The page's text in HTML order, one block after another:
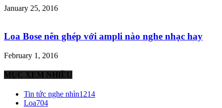
January 25, 2016
Loa Bose nên ghép với ampli nào nghe nhạc hay
February 1, 2016
MỤC XEM NHIỀU
Tin tức nghe nhìn1214
Loa704